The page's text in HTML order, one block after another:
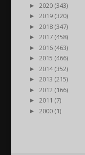
►
2020 (343)
►
2019 (320)
►
2018 (347)
►
2017 (458)
►
2016 (463)
►
2015 (466)
►
2014 (352)
►
2013 (215)
►
2012 (166)
►
2011 (7)
►
2000 (1)